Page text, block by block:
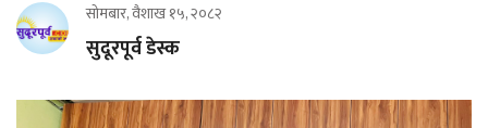
सोमबार, वैशाख १५, २०८२
सुदूरपूर्व डेस्क